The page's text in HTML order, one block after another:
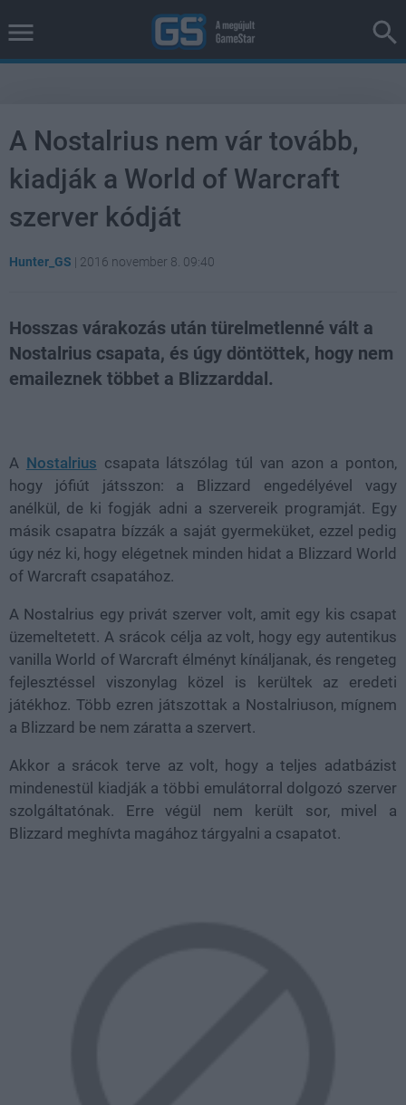
A Nostalrius nem vár tovább,
kiadják a World of Warcraft
szerver kódját
Hunter_GS | 2016 november 8. 09:40
Hosszas várakozás után türelmetlenné vált a
Nostalrius csapata, és úgy döntöttek, hogy nem
emaileznek többet a Blizzarddal.
A Nostalrius csapata látszólag túl van azon a ponton,
hogy jófiút játsszon: a Blizzard engedélyével vagy
anélkül, de ki fogják adni a szervereik programját. Egy
másik csapatra bízzák a saját gyermeküket, ezzel pedig
úgy néz ki, hogy elégetnek minden hidat a Blizzard World
of Warcraft csapatához.
A Nostalrius egy privát szerver volt, amit egy kis csapat
üzemeltetett. A srácok célja az volt, hogy egy autentikus
vanilla World of Warcraft élményt kínáljanak, és rengeteg
fejlesztéssel viszonylag közel is kerültek az eredeti
játékhoz. Több ezren játszottak a Nostalriuson, mígnem
a Blizzard be nem záratta a szervert.
Akkor a srácok terve az volt, hogy a teljes adatbázist
mindenestül kiadják a többi emulátorral dolgozó szerver
szolgáltatónak. Erre végül nem került sor, mivel a
Blizzard meghívta magához tárgyalni a csapatot.